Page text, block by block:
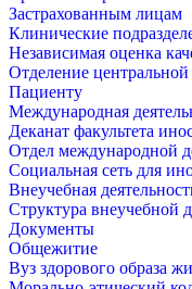
Застрахованным лицам
Клинические
Независимая оценка
Отделение
Пациенту
Международная
Деканат факультета
Отдел международной
Социальная сеть для
Внеучебная
Структура внеучебной
Документы
Общежитие
Вуз здорового образа